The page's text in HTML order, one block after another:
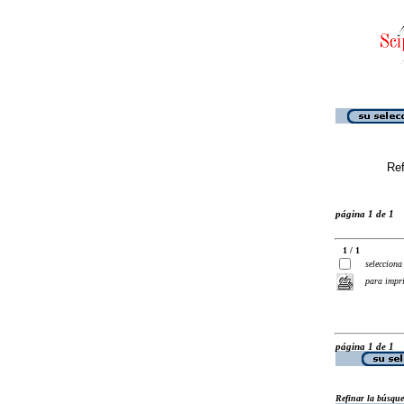
página 1 de 1
1 / 1
selecciona
para
página 1 de 1
Refinar la